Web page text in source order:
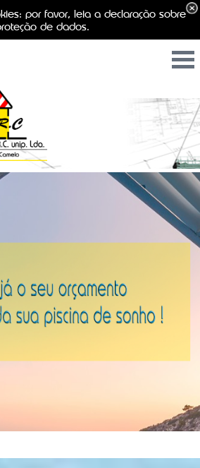
por favor, leia a declaração sobre
de dados.